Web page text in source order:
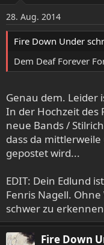
28. Aug. 2014
Fire Down Under
Dem Deaf Forever
Genau dem. Leider
In der Hochzeit des
neue Bands /
dass da
gepostet wird...
EDIT: Dein Edlund
Fenris Nagell.
schwer zu
Fire Down